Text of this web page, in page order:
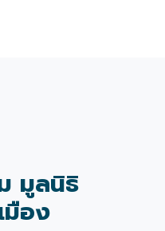
มูลนิธิ
อง